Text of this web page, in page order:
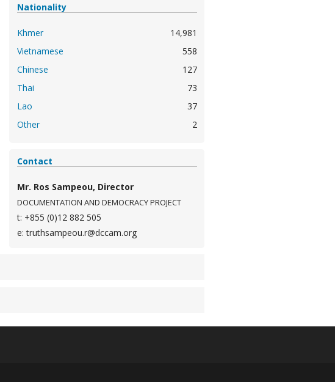
Nationality
Khmer
14,981
Vietnamese
558
Chinese
127
Thai
73
Lao
37
Other
2
Contact
Mr. Ros Sampeou, Director
DOCUMENTATION AND DEMOCRACY PROJECT
t: +855 (0)12 882 505
e: truthsampeou.r@dccam.org